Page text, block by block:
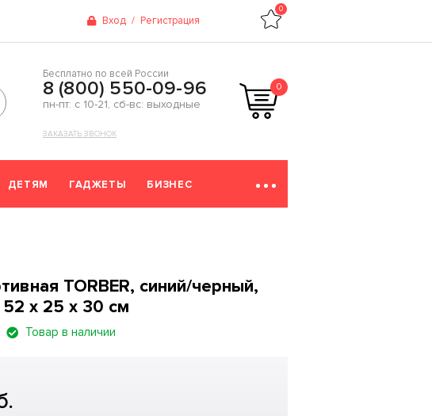
Вход / Регистрация
0
Бесплатно по всей России
8 (800) 550-09-96
пн-пт: с 10-21, сб-вс: выходные
ЗАКАЗАТЬ ЗВОНОК
0
ДЕТЯМ ГАДЖЕТЫ БИЗНЕС
TORBER, синий/черный,
52 х 25 х 30 см
Товар в наличии